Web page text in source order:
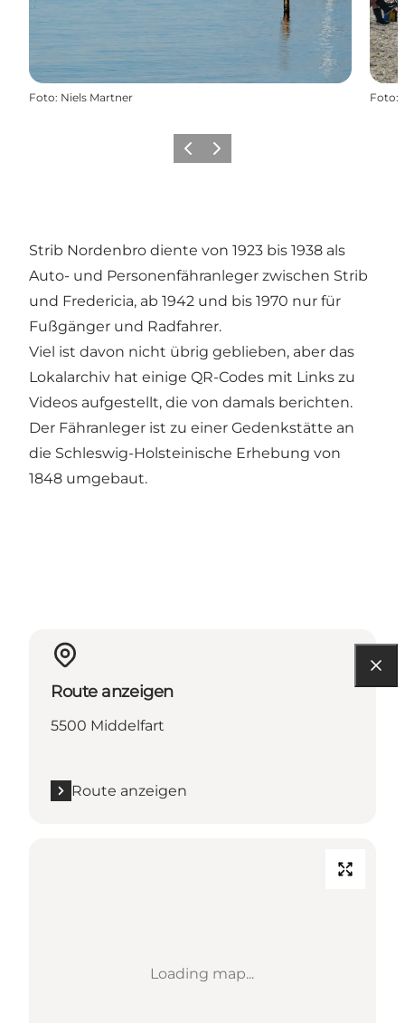
Foto: Niels Martner Foto:
ZurückWeiter
Strib Nordenbro diente von 1923 bis 1938 als
Auto- und Personenfähranleger zwischen Strib
und Fredericia, ab 1942 und bis 1970 nur für
Fußgänger und Radfahrer.
Viel ist davon nicht übrig geblieben, aber das
Lokalarchiv hat einige QR-Codes mit Links zu
Videos aufgestellt, die von damals berichten.
Der Fähranleger ist zu einer Gedenkstätte an
die Schleswig-Holsteinische Erhebung von
1848 umgebaut.
Route anzeigen
5500 Middelfart
Route anzeigen
Loading map...